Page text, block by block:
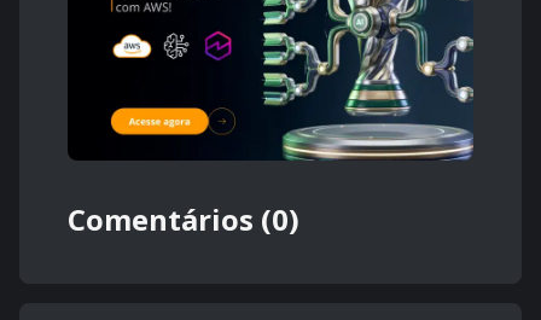
Comentários (0)